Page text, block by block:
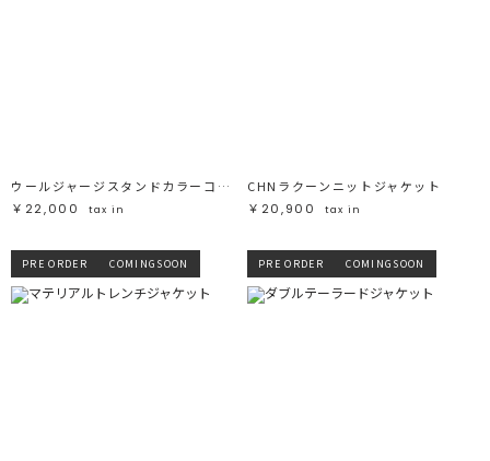
レッド レッド
ピンクピンク
ミックス ミックス
この条件で絞り込む
ウールジャージスタンドカラーコート
￥22,000
tax in
CHNラクーンニットジャケット
￥20,900
tax in
PRE ORDER COMINGSOON PRE ORDER COMINGSOON